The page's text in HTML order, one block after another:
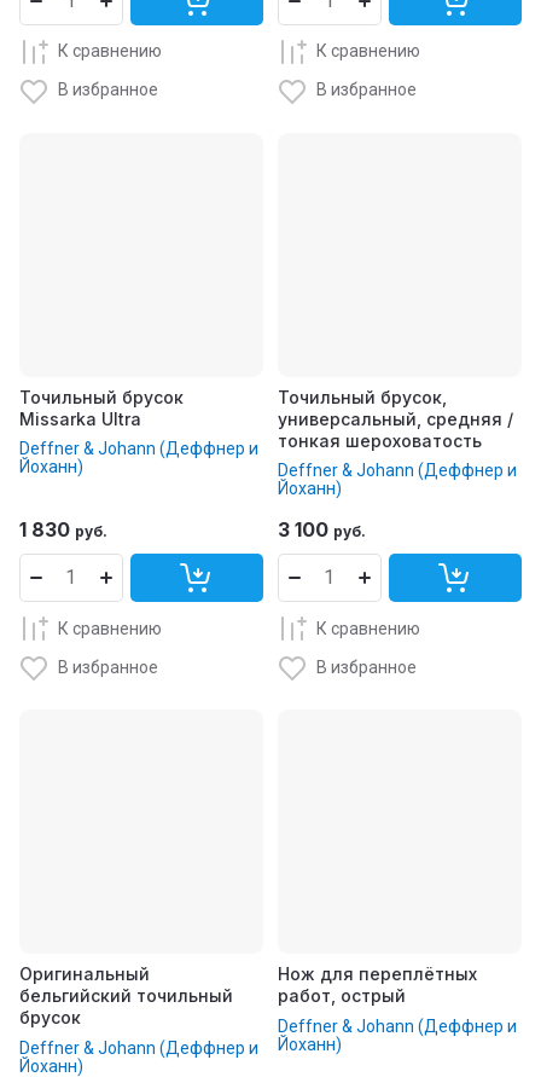
К сравнению
В избранное
К сравнению
В избранное
Точильный брусок
Missarka Ultra
Deffner & Johann (Деффнер и
Йоханн)
1 830 руб.
К сравнению
В избранное
Точильный брусок,
универсальный, средняя /
тонкая шероховатость
Deffner & Johann (Деффнер и
Йоханн)
3 100 руб.
К сравнению
В избранное
Оригинальный
бельгийский точильный
брусок
Deffner & Johann (Деффнер и
Йоханн)
Нож для переплётных
работ, острый
Deffner & Johann (Деффнер и
Йоханн)